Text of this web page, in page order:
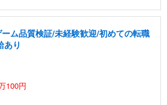
ム品質検証/未経験歓迎/初めての転職
あり
100円